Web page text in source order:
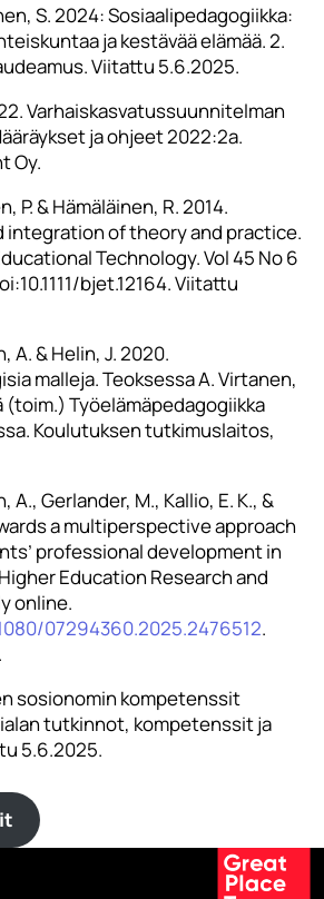
S. 2024: Sosiaalipedagogiikka:
ja kestävää elämää. 2.
Viitattu 5.6.2025.
Varhaiskasvatussuunnitelman
ja ohjeet 2022:2a.
Oy.
P. & Hämäläinen, R. 2014.
integration of theory and practice.
Technology. Vol 45 No 6
bjet.12164. Viitattu
A. & Helin, J. 2020.
malleja. Teoksessa A. Virtanen,
(toim.) Työelämäpedagogiikka
Koulutuksen tutkimuslaitos,
A., Gerlander, M., Kallio, E. K., &
a multiperspective approach
professional development in
Education Research and
online.
07294360.2025.2476512.
sosionomin kompetenssit
tutkinnot, kompetenssit ja
5.6.2025.